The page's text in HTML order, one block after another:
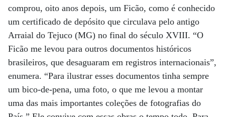
comprou, oito anos depois, um Ficão, como é conhecido
um certificado de depósito que circulava pelo antigo
Arraial do Tejuco (MG) no final do século XVIII. “O
Ficão me levou para outros documentos históricos
brasileiros, que desaguaram em registros internacionais”,
enumera. “Para ilustrar esses documentos tinha sempre
um bico-de-pena, uma foto, o que me levou a montar
uma das mais importantes coleções de fotografias do